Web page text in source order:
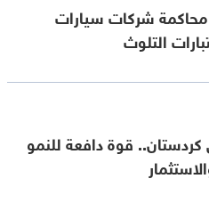
محاكمة شركات سيارات
التلوث
كردستان.. قوة دافعة للنمو